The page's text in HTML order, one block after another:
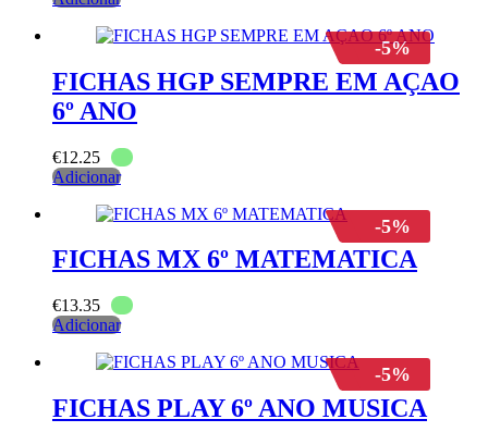
-5%
FICHAS HGP SEMPRE EM AÇAO
6º ANO
€12.25
Adicionar
-5%
FICHAS MX 6º MATEMATICA
€13.35
Adicionar
-5%
FICHAS PLAY 6º ANO MUSICA